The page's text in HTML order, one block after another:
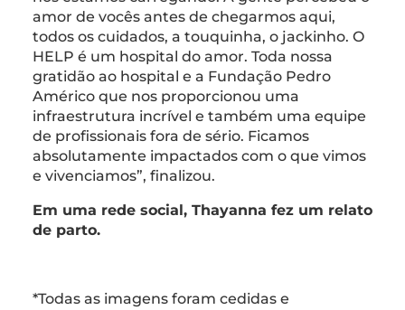
amor de vocês antes de chegarmos aqui,
todos os cuidados, a touquinha, o jackinho. O
HELP é um hospital do amor. Toda nossa
gratidão ao hospital e a Fundação Pedro
Américo que nos proporcionou uma
infraestrutura incrível e também uma equipe
de profissionais fora de sério. Ficamos
absolutamente impactados com o que vimos
e vivenciamos”, finalizou.
Em uma rede social, Thayanna fez um relato
de parto.
*Todas as imagens foram cedidas e